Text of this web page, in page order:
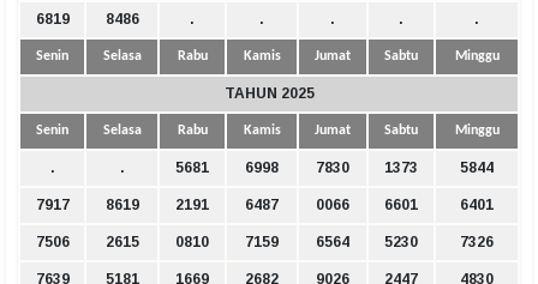
6819 8486 . . . . .
Senin Selasa Rabu Kamis Jumat Sabtu Minggu
TAHUN 2025
Senin Selasa Rabu Kamis Jumat Sabtu Minggu
. . 5681 6998 7830 1373 5844
7917 8619 2191 6487 0066 6601 6401
7506 2615 0810 7159 6564 5230 7326
7639 5181 1669 2682 9026 2447 4830